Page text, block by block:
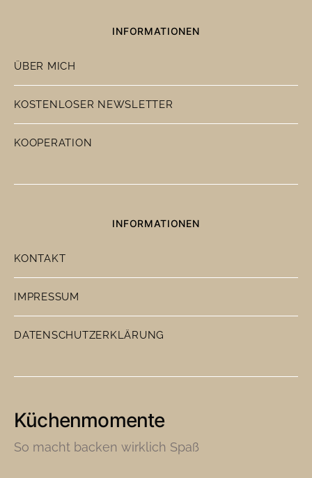
INFORMATIONEN
ÜBER MICH
KOSTENLOSER NEWSLETTER
KOOPERATION
INFORMATIONEN
KONTAKT
IMPRESSUM
DATENSCHUTZERKLÄRUNG
Küchenmomente
So macht backen wirklich Spaß